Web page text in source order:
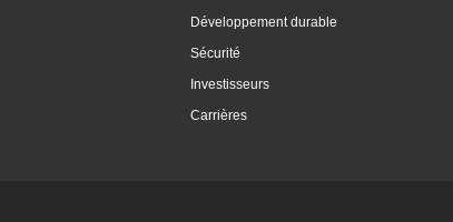
Développement durable
Sécurité
Investisseurs
Carrières